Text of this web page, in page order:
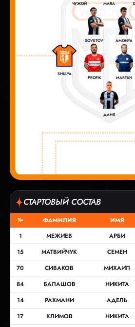
ЧУЖОЙ MARA
SOVETOV AMONYA
SHULYA
PROFIK MARTUN
ДАНЯ
СТАРТОВЫЙ СОСТАВ
№ ФАМИЛИЯ ИМЯ
1
МЕЖИЕВ АРБИ
15
МАТВИЙЧУК СЕМЕН
70
СИВАКОВ МИХАИЛ
84
БАЛАШОВ НИКИТА
14
РАХМАНИ АДЕЛЬ
17
КЛИМОВ НИКИТА